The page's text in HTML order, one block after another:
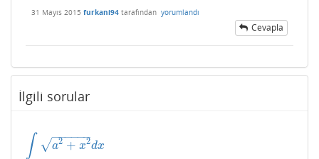
31 Mayıs 2015 furkani94 tarafından yorumlandı
Cevapla
İlgili sorular
∫ a2 + x2
− −
−−−−
√ dx
∫a2+ x2dx